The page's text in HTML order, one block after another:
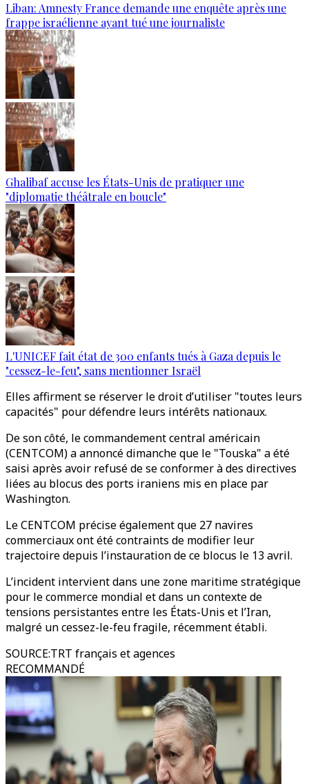
Liban: Amnesty France demande une enquête après une
frappe israélienne ayant tué une journaliste
Ghalibaf accuse les États-Unis de pratiquer une
"diplomatie théâtrale en boucle"
L'UNICEF fait état de 300 enfants tués à Gaza depuis le
"cessez-le-feu", sans mentionner Israël
Elles affirment se réserver le droit d’utiliser "toutes leurs
capacités" pour défendre leurs intérêts nationaux.
De son côté, le commandement central américain
(CENTCOM) a annoncé dimanche que le "Touska" a été
saisi après avoir refusé de se conformer à des directives
liées au blocus des ports iraniens mis en place par
Washington.
Le CENTCOM précise également que 27 navires
commerciaux ont été contraints de modifier leur
trajectoire depuis l’instauration de ce blocus le 13 avril.
L’incident intervient dans une zone maritime stratégique
pour le commerce mondial et dans un contexte de
tensions persistantes entre les États-Unis et l’Iran,
malgré un cessez-le-feu fragile, récemment établi.
SOURCE:TRT français et agences
RECOMMANDÉ